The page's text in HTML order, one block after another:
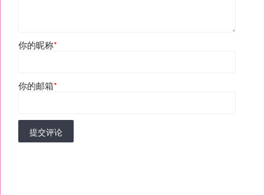
你的昵称*
你的邮箱*
提交评论